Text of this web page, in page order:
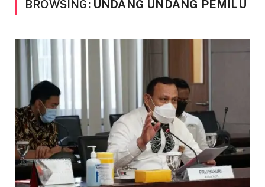
BROWSING: UNDANG UNDANG PEMILU